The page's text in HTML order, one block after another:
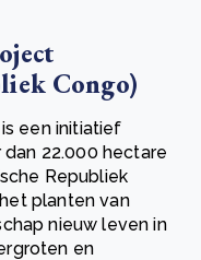
Congo)
is een initiatief
22.000 hectare
Republiek
planten van
nieuw leven in
en